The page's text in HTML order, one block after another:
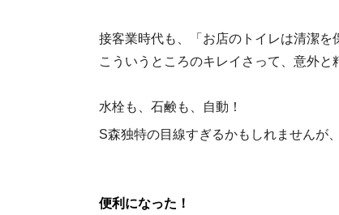
接客業時代も、「お店のトイレは清潔を
こういうところのキレイさって、意外と
水栓も、石鹸も、自動！
S森独特の目線すぎるかもしれませんが
便利になった！